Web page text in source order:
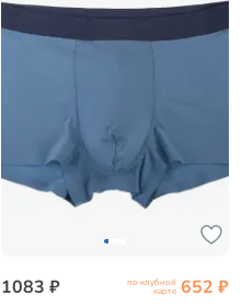
1083 ₽ по клубной
карте 652 ₽